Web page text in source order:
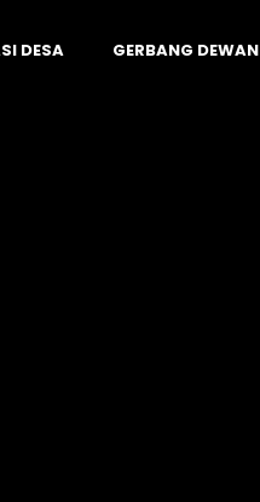
DESA GERBANG DEWAN